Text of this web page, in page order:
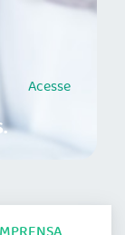
Acesse